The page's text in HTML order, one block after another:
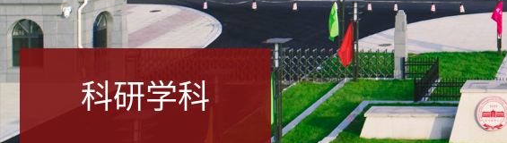
科研学科